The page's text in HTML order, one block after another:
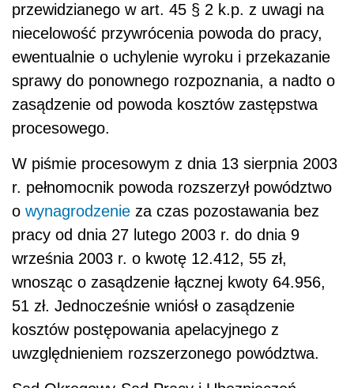
przewidzianego w art. 45 § 2 k.p. z uwagi na
niecelowość przywrócenia powoda do pracy,
ewentualnie o uchylenie wyroku i przekazanie
sprawy do ponownego rozpoznania, a nadto o
zasądzenie od powoda kosztów zastępstwa
procesowego.
W piśmie procesowym z dnia 13 sierpnia 2003
r. pełnomocnik powoda rozszerzył powództwo
o wynagrodzenie za czas pozostawania bez
pracy od dnia 27 lutego 2003 r. do dnia 9
września 2003 r. o kwotę 12.412, 55 zł,
wnosząc o zasądzenie łącznej kwoty 64.956,
51 zł. Jednocześnie wniósł o zasądzenie
kosztów postępowania apelacyjnego z
uwzględnieniem rozszerzonego powództwa.